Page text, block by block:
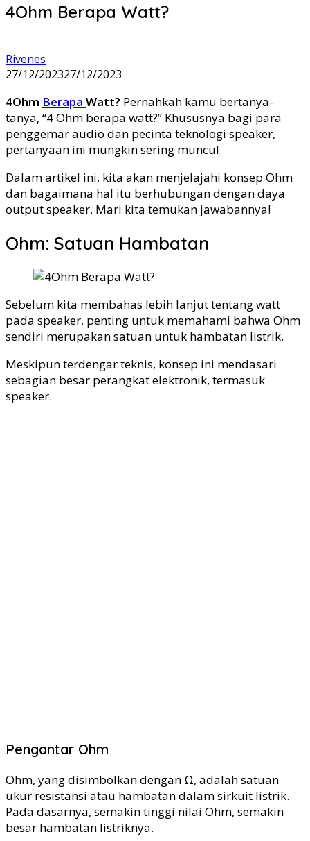
4Ohm Berapa Watt?
Rivenes
27/12/202327/12/2023
4Ohm Berapa Watt? Pernahkah kamu bertanya-
tanya, “4 Ohm berapa watt?” Khususnya bagi para
penggemar audio dan pecinta teknologi speaker,
pertanyaan ini mungkin sering muncul.
Dalam artikel ini, kita akan menjelajahi konsep Ohm
dan bagaimana hal itu berhubungan dengan daya
output speaker. Mari kita temukan jawabannya!
Ohm: Satuan Hambatan
Sebelum kita membahas lebih lanjut tentang watt
pada speaker, penting untuk memahami bahwa Ohm
sendiri merupakan satuan untuk hambatan listrik.
Meskipun terdengar teknis, konsep ini mendasari
sebagian besar perangkat elektronik, termasuk
speaker.
Pengantar Ohm
Ohm, yang disimbolkan dengan Ω, adalah satuan
ukur resistansi atau hambatan dalam sirkuit listrik.
Pada dasarnya, semakin tinggi nilai Ohm, semakin
besar hambatan listriknya.